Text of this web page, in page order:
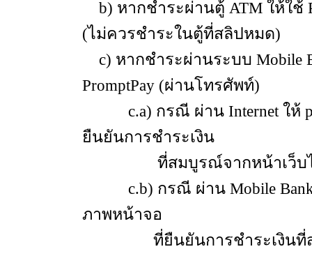
b) หากชำระผ่านตู้ ATM ให้ใช้
(ไม่ควรชำระในตู้ที่สลิปหมด)
c) หากชำระผ่านระบบ Mobile
PromptPay (ผ่านโทรศัพท์)
c.a) กรณี ผ่าน Internet ให้
ยืนยันการชำระเงิน
ที่สมบูรณ์จากหน้าเว็บ
c.b) กรณี ผ่าน Mobile
ภาพหน้าจอ
ที่ยืนยันการชำระเงิน